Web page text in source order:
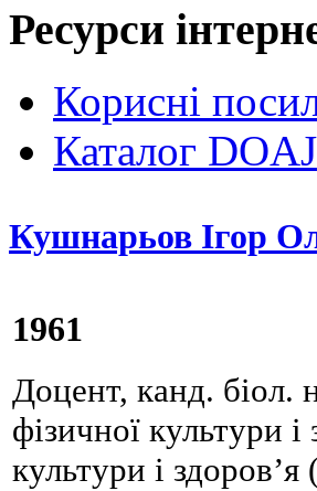
Ресурси
Корисні
Каталог DOAJ
Кушнарьов Ігор
1961
Доцент, канд. біол.
фізичної культури
культури і